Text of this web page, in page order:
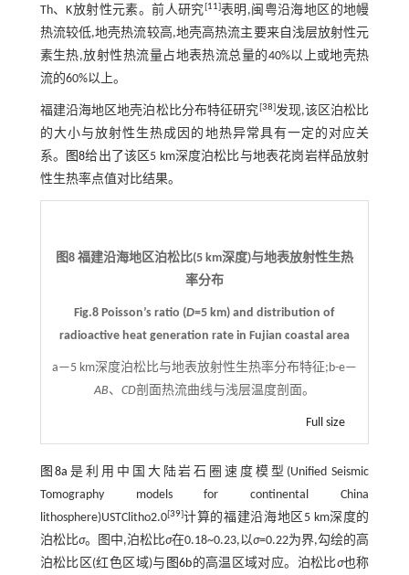
Th、K放射性元素。前人研究[11]表明,闽粤沿海地区的地幔
热流较低,地壳热流较高,地壳高热流主要来自浅层放射性元
素生热,放射性热流量占地表热流总量的40%以上或地壳热
流的60%以上。
福建沿海地区地壳泊松比分布特征研究[38]发现,该区泊松比
的大小与放射性生热成因的地热异常具有一定的对应关
系。
图8给出了该区5 km深度泊松比与地表花岗岩样品放射
性生热率点值对比结果。
图8 福建沿海地区泊松比(5 km深度)与地表放射性生热
率分布
Fig.8 Poisson’s ratio (D=5 km) and distribution of
radioactive heat generation rate in Fujian coastal area
a—5 km深度泊松比与地表放射性生热率分布特征;b-e—
AB、 CD剖面热流曲线与浅层温度剖面。
Full size
图8a 是利用中国大陆岩石圈速度模型(Unified Seismic
Tomography models for continental China
lithosphere)USTClitho2.0[39]计算的福建沿海地区5 km深度的
泊松比σ。图中,泊松比σ在0.18~0.23,以σ=0.22为界,勾绘的高
泊松比区(红色区域)与 图6b 的高温区域对应。泊松比σ也称